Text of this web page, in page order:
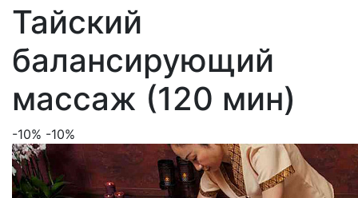
Тайский
балансирующий
массаж (120 мин)
-10% -10%